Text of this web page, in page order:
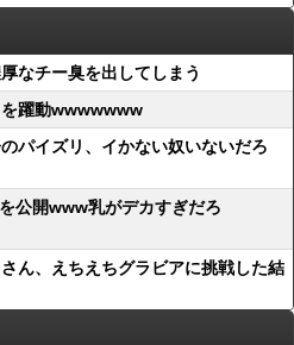
なチー臭を出してしまう
を躍動wwwwwww
パイズリ、イかない奴いないだろ
公開www乳がデカすぎだろ
ん、えちえちグラビアに挑戦した結